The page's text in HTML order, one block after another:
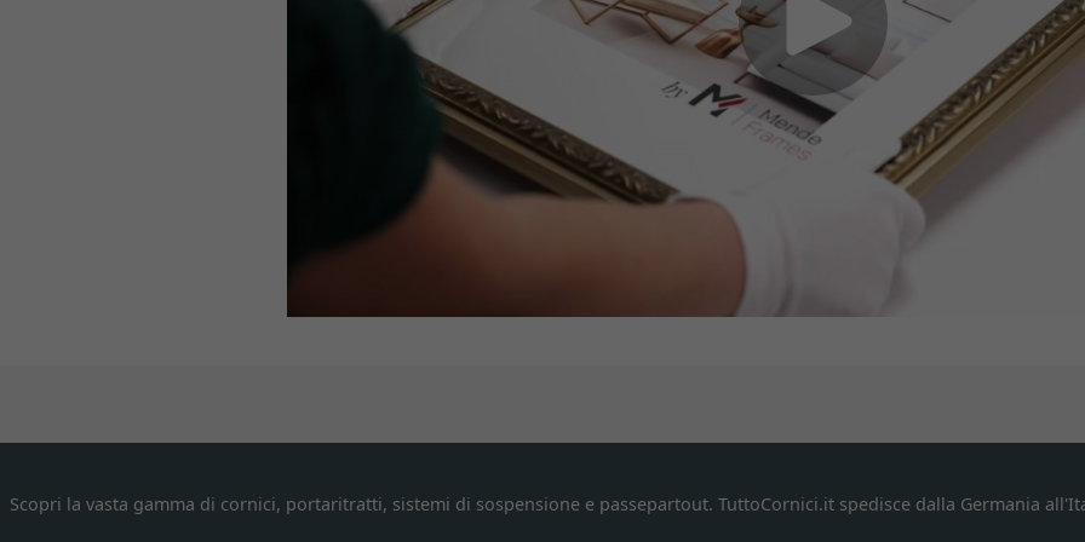
Scopri la vasta gamma di cornici, portaritratti, sistemi di sospensione e passepartout. TuttoCornici.it spedisce dalla Germania